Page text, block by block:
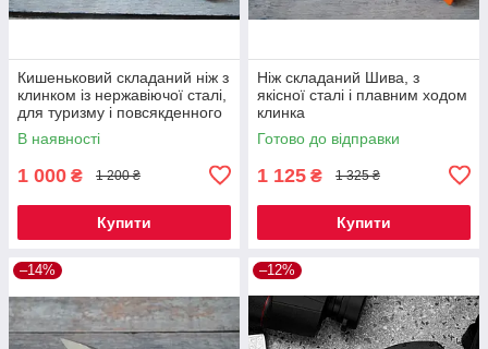
Кишеньковий складаний ніж з
клинком із нержавіючої сталі,
для туризму і повсякденного
носіння, EDC-19
В наявності
1 000 ₴ 1 200 ₴
Купити
Ніж складаний Шива, з
якісної сталі і плавним ходом
клинка
Готово до відправки
1 125 ₴ 1 325 ₴
Купити
–14% –12%